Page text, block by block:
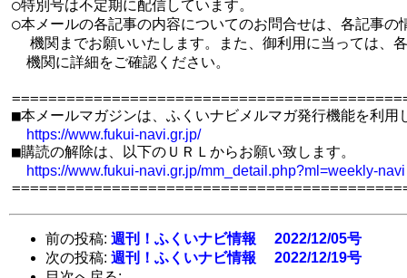
○特別号は不定期に配信しています。
○本メールの各記事の内容についてのお問合せは、各記事の
機関までお願いいたします。また、御利用に当っては、
機関に詳細をご確認ください。
■本メールマガジンは、ふくいナビメルマガ発行機能を利用
https://www.fukui-navi.gr.jp/
■購読の解除は、以下のＵＲＬからお願い致します。
https://www.fukui-navi.gr.jp/mm_detail.php?ml=weekly-navi
前の投稿: 週刊！ふくいナビ情報 2022/12/05号
次の投稿: 週刊！ふくいナビ情報 2022/12/19号